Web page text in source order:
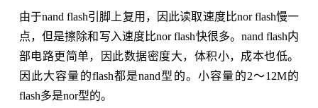
由于nand flash引脚上复用，因此读取速度比nor flash慢一
点，但是擦除和写入速度比nor flash快很多。nand flash内
部电路更简单，因此数据密度大，体积小，成本也低。
因此大容量的flash都是nand型的。小容量的2～12M的
flash多是nor型的。